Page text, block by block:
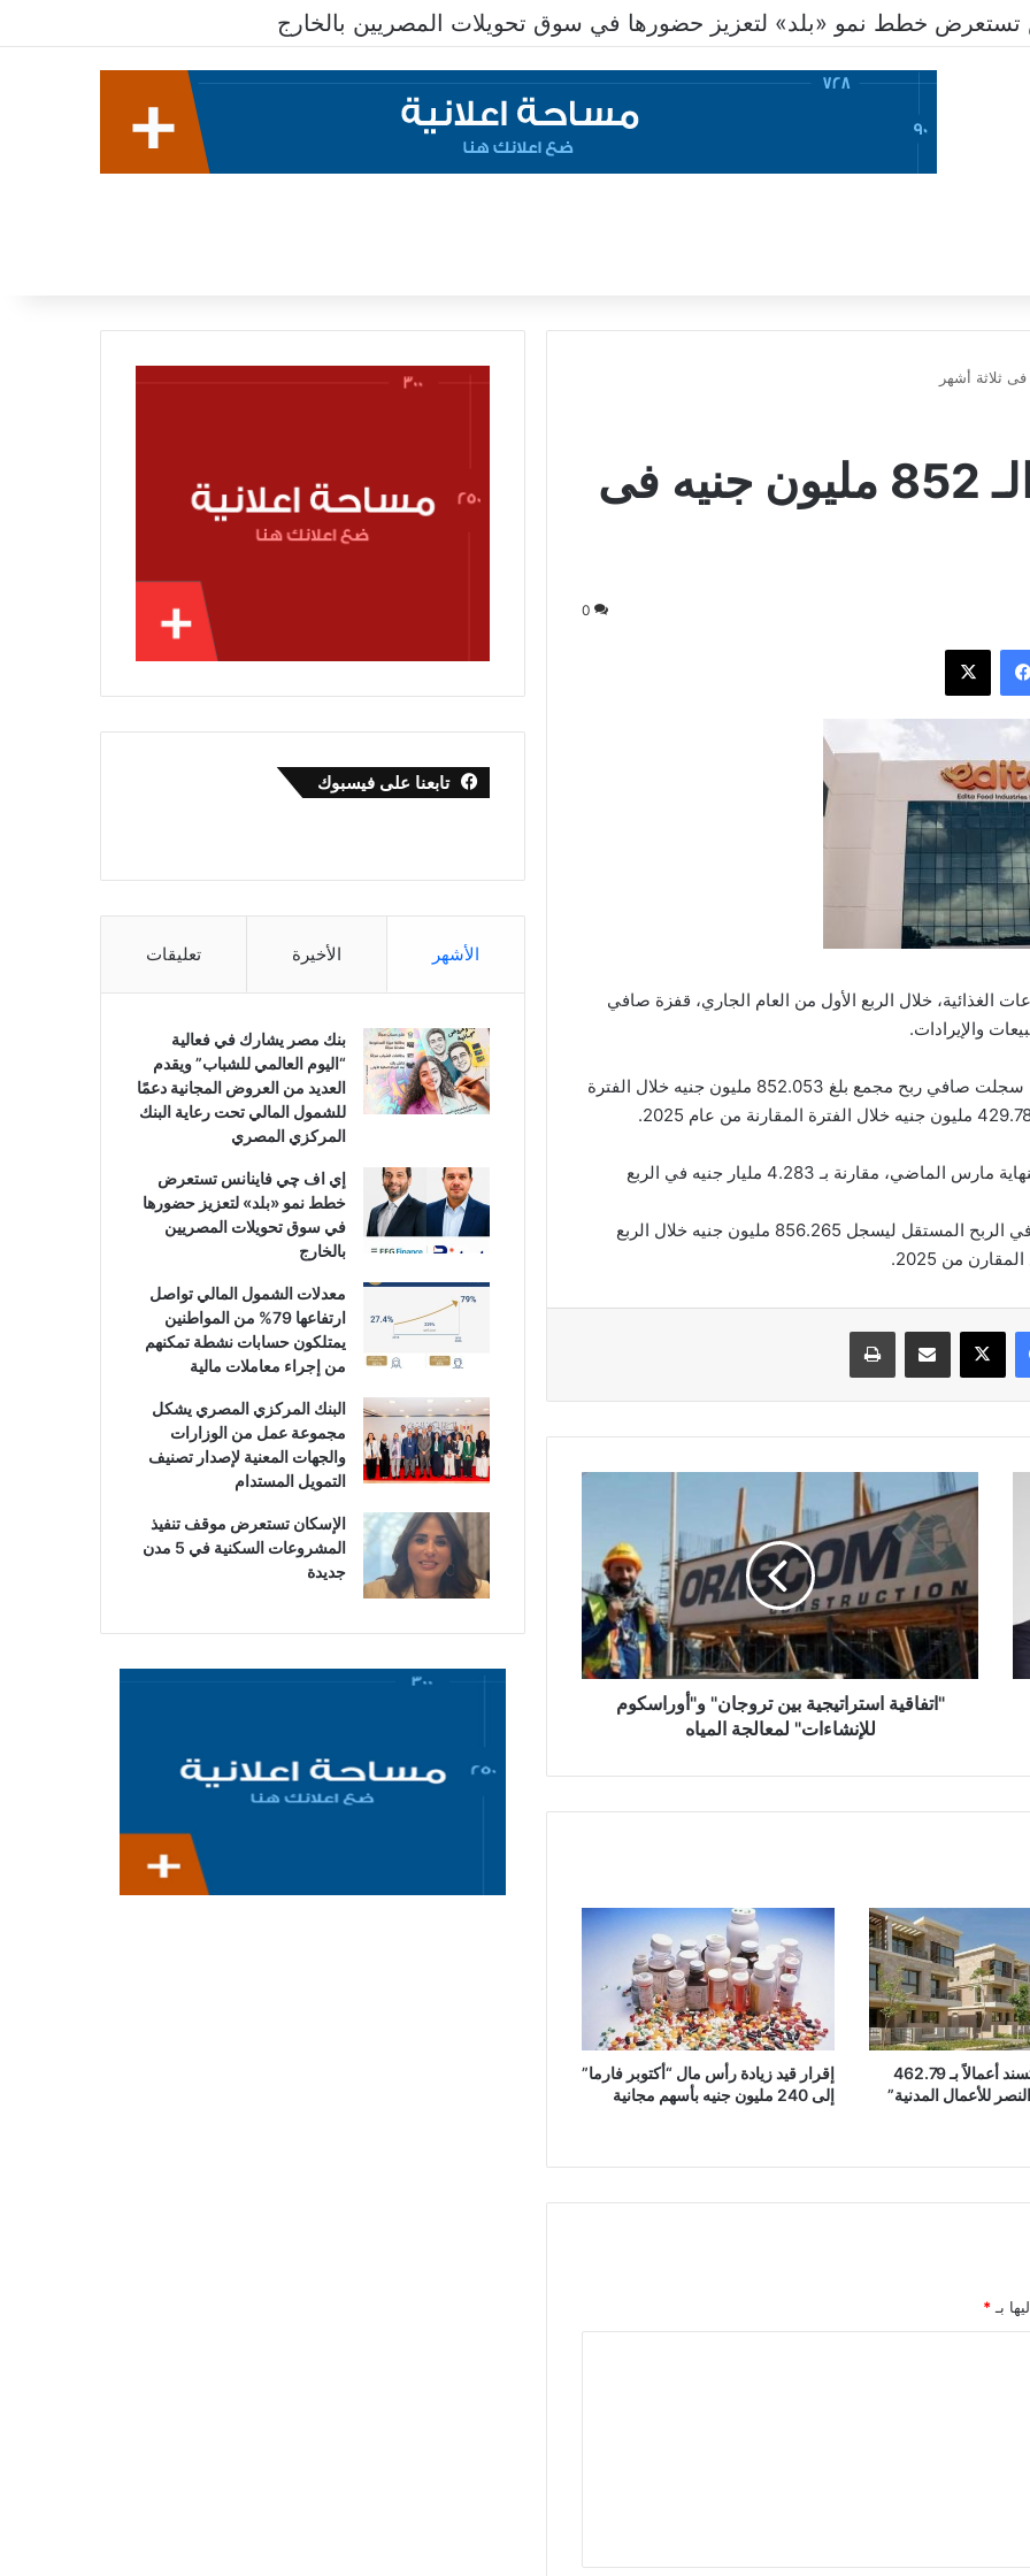
خطط نمو «بلد» لتعزيز حضورها في سوق تحويلات المصريين بالخارج
أرباح “إيديتا” تتجاوز الـ 852 مليون جنيه فى
0
فيسبوك ‫X
الغذائية، خلال الربع الأول من العام الجاري، قفزة صافي
الشركة اعلنت في بيان مرسل لبورصة مصر اليوم، أنها سجلت صافي ربح مجمع بلغ 852.053 مليون جنيه خلال الفترة
وارتفعت مبيعات الشركة لتصل إلى 5.770 مليار جنيه بنهاية مارس الماضي، مقارنة بـ 4.283 مليار جنيه في الربع
وعلى صعيد الأعمال المستقلة لشركة “إيديتا”؛ قفز صافي الربح المستقل ليسجل 856.265 مليون جنيه خلال الربع
فيسبوك ‫X مشاركة عبر البريد طباعة
"اتفاقية
استراتيجية
تروجان"
و"أوراسكوم
للإنشاءات"
لمعالجة
المياه
"اتفاقية استراتيجية بين تروجان" و"أوراسكوم
للإنشاءات" لمعالجة المياه
“مدينة مصر” تسند أعمالاً بـ 462.79
للأعمال المدنية”
إقرار قيد زيادة رأس مال “أكتوبر فارما”
إلى 240 مليون جنيه بأسهم مجانية
بـ *
تابعنا على فيسبوك
الأشهر الأخيرة تعليقات
بنك مصر يشارك في فعالية
“اليوم العالمي للشباب” ويقدم
العديد من العروض المجانية دعمًا
للشمول المالي تحت رعاية البنك
المركزي المصري
إي اف چي فاينانس تستعرض
خطط نمو «بلد» لتعزيز حضورها
في سوق تحويلات المصريين
بالخارج
معدلات الشمول المالي تواصل
ارتفاعها 79% من المواطنين
يمتلكون حسابات نشطة تمكنهم
من إجراء معاملات مالية
البنك المركزي المصري يشكل
مجموعة عمل من الوزارات
والجهات المعنية لإصدار تصنيف
التمويل المستدام
الإسكان تستعرض موقف تنفيذ
المشروعات السكنية في 5 مدن
جديدة